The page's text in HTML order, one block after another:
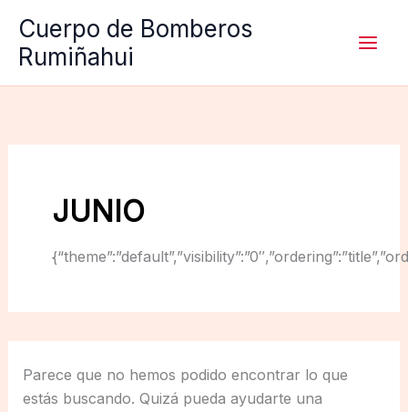
contenido
Cuerpo de Bomberos
Rumiñahui
JUNIO
Parece que no hemos podido encontrar lo que
estás buscando. Quizá pueda ayudarte una